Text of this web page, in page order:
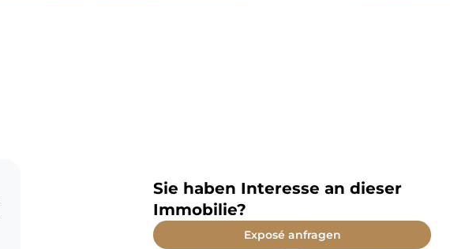
Sie haben Interesse an dieser
Immobilie?
Exposé anfragen